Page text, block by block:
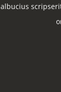
albucius